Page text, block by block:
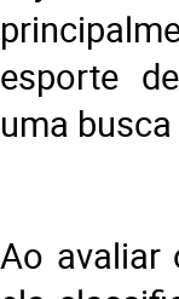
esporte
uma
Ao avaliar